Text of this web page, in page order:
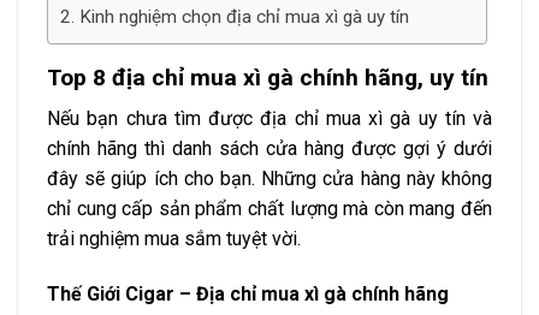
Kinh nghiệm chọn địa chỉ mua xì gà uy tín
Top 8 địa chỉ mua xì gà chính hãng, uy tín
Nếu bạn chưa tìm được địa chỉmua xì gà uy tín và
chính hãng thì danh sách cửa hàng được gợi ý dưới
đây sẽ giúp ích cho bạn. Những cửa hàng này không
chỉ cung cấp sản phẩm chất lượng mà còn mang đến
trải nghiệm mua sắm tuyệt vời.
Thế Giới Cigar – Địa chỉ mua xì gà chính hãng